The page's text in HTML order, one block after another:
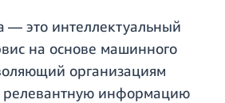
— это интеллектуальный
на основе машинного
организациям
релевантную информацию